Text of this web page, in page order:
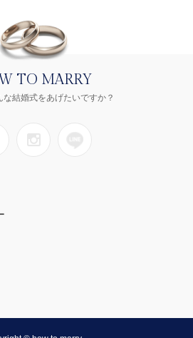
TO MARRY
な結婚式をあげたいですか？